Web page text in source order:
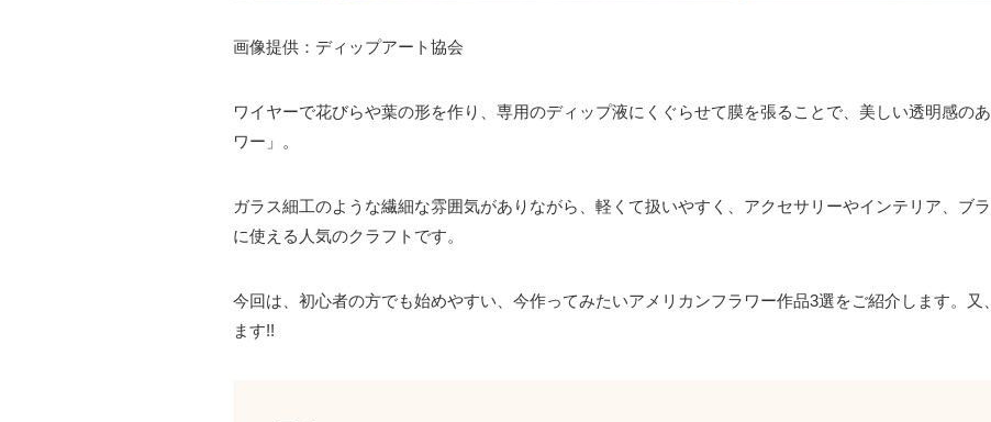
画像提供：ディップアート協会
ワイヤーで花びらや葉の形を作り、専用のディップ液にくぐらせて膜を張ることで、美しい透明感の
ワー」。
ガラス細工のような繊細な雰囲気がありながら、軽くて扱いやすく、アクセサリーやインテリア、ブ
に使える人気のクラフトです。
今回は、初心者の方でも始めやすい、今作ってみたいアメリカンフラワー作品3選をご紹介します。
ます!!